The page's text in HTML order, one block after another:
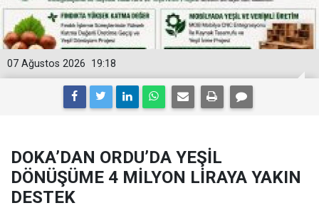
19:18
07 Ağustos 2026
DOKA’DAN ORDU’DA YEŞİL
DÖNÜŞÜME 4 MİLYON LİRAYA YAKIN
DESTEK